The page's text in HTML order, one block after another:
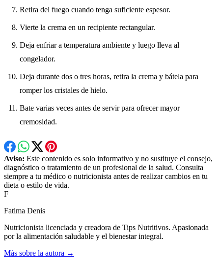
Retira del fuego cuando tenga suficiente espesor.
Vierte la crema en un recipiente rectangular.
Deja enfriar a temperatura ambiente y luego lleva al
congelador.
Deja durante dos o tres horas, retira la crema y bátela para
romper los cristales de hielo.
Bate varias veces antes de servir para ofrecer mayor
cremosidad.
Aviso: Este contenido es solo informativo y no sustituye el consejo,
diagnóstico o tratamiento de un profesional de la salud. Consulta
siempre a tu médico o nutricionista antes de realizar cambios en tu
dieta o estilo de vida.
F
Fatima Denis
Nutricionista licenciada y creadora de Tips Nutritivos. Apasionada
por la alimentación saludable y el bienestar integral.
Más sobre la autora →